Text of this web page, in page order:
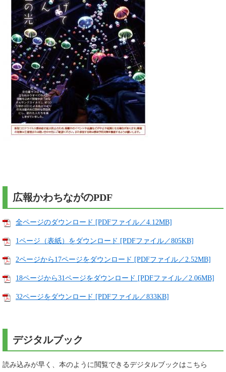
広報かわちながのPDF
全ページのダウンロード [PDFファイル／4.12MB]
1ページ（表紙）をダウンロード [PDFファイル／805KB]
2ページから17ページをダウンロード [PDFファイル／2.52MB]
18ページから31ページをダウンロード [PDFファイル／2.06MB]
32ページをダウンロード [PDFファイル／833KB]
デジタルブック
読み込みが早く、本のように閲覧できるデジタルブックはこちら